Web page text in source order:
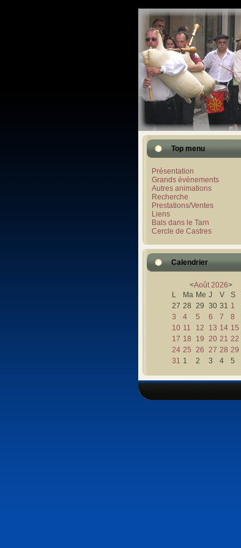
Top menu
Présentation
Grands événements
Autres animations
Recherche
Prestations/Ventes
Liens
Bals dans le Tarn
Cercle de Castres
Calendrier
<Août 2026>
L
Ma Me J V S
27 28 29 30 31 1
3
4 5 6 7 8
10 11 12 13 14 15
17 18 19 20 21 22
24 25 26 27 28 29
31 1 2 3 4 5